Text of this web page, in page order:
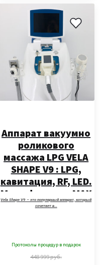
Аппарат вакуумно
роликового
массажа LPG VELA
SHAPE V9 : LPG,
кавитация, RF, LED.
Модификация MAX
PRO
Vela Shape V9 – это популярный аппарат, который
сочетает в…
Протоколы процедур в подарок
448 999руб.